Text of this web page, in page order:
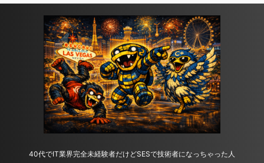
40代でIT業界完全未経験者だけどSESで技術者になっちゃった人